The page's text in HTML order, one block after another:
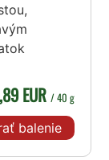
EUR / 40 g
balenie